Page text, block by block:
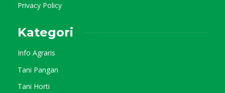
Privacy Policy
Kategori
Info Agraris
Tani Pangan
Tani Horti